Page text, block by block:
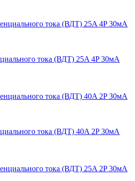
тока (ВДТ) 25A 4P 30мА
тока (ВДТ) 40A 2P 30мА